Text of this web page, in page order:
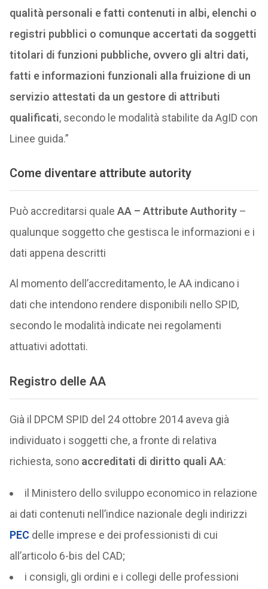
qualità personali e fatti contenuti in albi, elenchi o
registri pubblici o comunque accertati da soggetti
titolari di funzioni pubbliche, ovvero gli altri dati,
fatti e informazioni funzionali alla fruizione di un
servizio attestati da un gestore di attributi
qualificati, secondo le modalità stabilite da AgID con
Linee guida.”
Come diventare attribute autority
Può accreditarsi quale AA – Attribute Authority–
qualunque soggetto che gestisca le informazioni e i
dati appena descritti
Al momento dell’accreditamento, le AA indicano i
dati che intendono rendere disponibili nello SPID,
secondo le modalità indicate nei regolamenti
attuativi adottati.
Registro delle AA
Già il DPCM SPID del 24 ottobre 2014 aveva già
individuato i soggetti che, a fronte di relativa
richiesta, sono accreditati di diritto quali AA:
il Ministero dello sviluppo economico in relazione
ai dati contenuti nell’indice nazionale degli indirizzi
PEC delle imprese e dei professionisti di cui
all’articolo 6-bis del CAD;
i consigli, gli ordini e i collegi delle professioni